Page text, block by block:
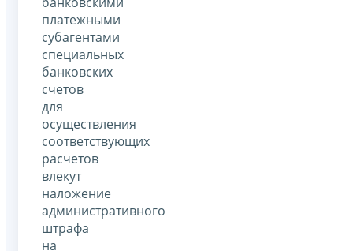
платежными
субагентами
специальных
банковских
счетов
для
осуществления
соответствующих
расчетов
влекут
наложение
административного
штрафа
на